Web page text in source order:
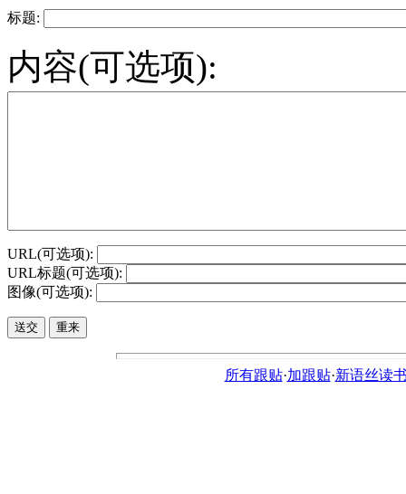
标题:
内容(可选项):
URL(可选项):
URL标题(可选项):
图像(可选项):
所有跟贴·加跟贴·新语丝读